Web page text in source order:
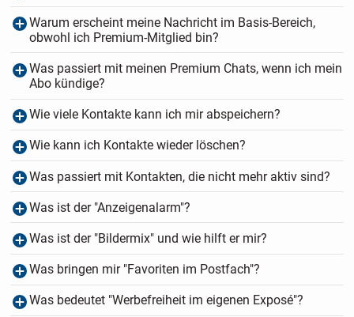
Warum erscheint meine Nachricht im Basis-Bereich,
obwohl ich Premium-Mitglied bin?
Was passiert mit meinen Premium Chats, wenn ich mein
Abo kündige?
Wie viele Kontakte kann ich mir abspeichern?
Wie kann ich Kontakte wieder löschen?
Was passiert mit Kontakten, die nicht mehr aktiv sind?
Was ist der "Anzeigenalarm"?
Was ist der "Bildermix" und wie hilft er mir?
Was bringen mir "Favoriten im Postfach"?
Was bedeutet "Werbefreiheit im eigenen Exposé"?